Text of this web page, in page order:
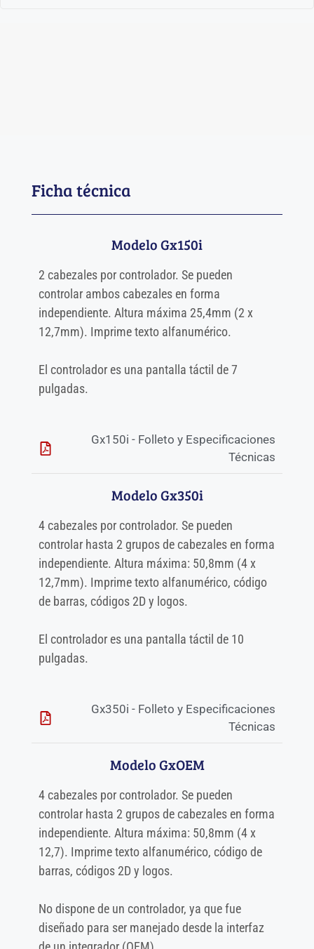
Ficha técnica
Modelo Gx150i
2 cabezales por controlador. Se pueden
controlar ambos cabezales en forma
independiente. Altura máxima 25,4mm (2 x
12,7mm). Imprime texto alfanumérico.
El controlador es una pantalla táctil de 7
pulgadas.
Gx150i - Folleto y Especificaciones
Técnicas
Modelo Gx350i
4 cabezales por controlador. Se pueden
controlar hasta 2 grupos de cabezales en forma
independiente. Altura máxima: 50,8mm (4 x
12,7mm). Imprime texto alfanumérico, código
de barras, códigos 2D y logos.
El controlador es una pantalla táctil de 10
pulgadas.
Gx350i - Folleto y Especificaciones
Técnicas
Modelo GxOEM
4 cabezales por controlador. Se pueden
controlar hasta 2 grupos de cabezales en forma
independiente. Altura máxima: 50,8mm (4 x
12,7). Imprime texto alfanumérico, código de
barras, códigos 2D y logos.
No dispone de un controlador, ya que fue
diseñado para ser manejado desde la interfaz